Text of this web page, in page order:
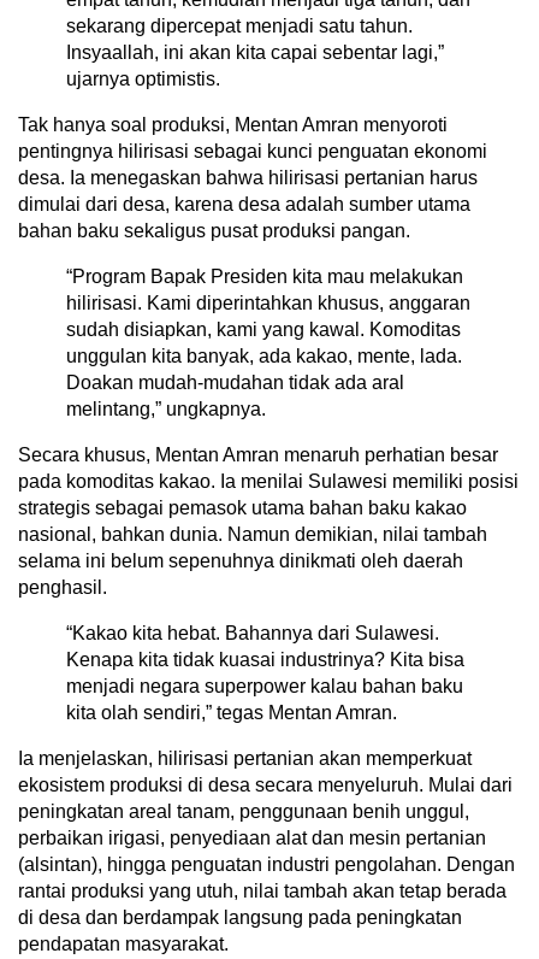
sekarang dipercepat menjadi satu tahun.
Insyaallah, ini akan kita capai sebentar lagi,”
ujarnya optimistis.
Tak hanya soal produksi, Mentan Amran menyoroti
pentingnya hilirisasi sebagai kunci penguatan ekonomi
desa. Ia menegaskan bahwa hilirisasi pertanian harus
dimulai dari desa, karena desa adalah sumber utama
bahan baku sekaligus pusat produksi pangan.
“Program Bapak Presiden kita mau melakukan
hilirisasi. Kami diperintahkan khusus, anggaran
sudah disiapkan, kami yang kawal. Komoditas
unggulan kita banyak, ada kakao, mente, lada.
Doakan mudah-mudahan tidak ada aral
melintang,” ungkapnya.
Secara khusus, Mentan Amran menaruh perhatian besar
pada komoditas kakao. Ia menilai Sulawesi memiliki posisi
strategis sebagai pemasok utama bahan baku kakao
nasional, bahkan dunia. Namun demikian, nilai tambah
selama ini belum sepenuhnya dinikmati oleh daerah
penghasil.
“Kakao kita hebat. Bahannya dari Sulawesi.
Kenapa kita tidak kuasai industrinya? Kita bisa
menjadi negara superpower kalau bahan baku
kita olah sendiri,” tegas Mentan Amran.
Ia menjelaskan, hilirisasi pertanian akan memperkuat
ekosistem produksi di desa secara menyeluruh. Mulai dari
peningkatan areal tanam, penggunaan benih unggul,
perbaikan irigasi, penyediaan alat dan mesin pertanian
(alsintan), hingga penguatan industri pengolahan. Dengan
rantai produksi yang utuh, nilai tambah akan tetap berada
di desa dan berdampak langsung pada peningkatan
pendapatan masyarakat.